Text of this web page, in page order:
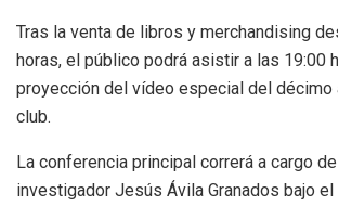
Tras la venta de libros y merchandising
horas, el público podrá asistir a las 19:00
proyección del vídeo especial del décimo
club.
La conferencia principal correrá a cargo
investigador Jesús Ávila Granados bajo el